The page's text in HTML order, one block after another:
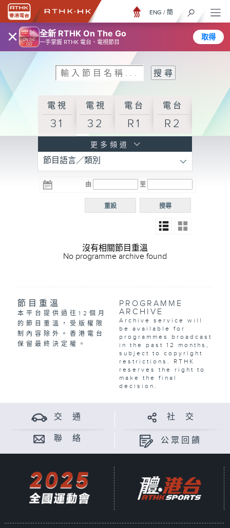
× 全新 RTHK On The Go
一手掌握 RTHK 電台、電視節目
取得
ENG / 簡
電視
31
電視
32
電台
R1
電台
R2
R3
電台 電台
R5
電台
普通
更多頻道
節目語言／類別
由 至
搜尋
重設
沒有相關節目重溫
No programme archive found
節目重溫
本平台提供過往12個月
的節目重溫，受版權限
制內容除外。香港電台
保留最終決定權。
PROGRAMME
ARCHIVE
Archive service will
be available for
programmes broadcast
in the past 12 months,
subject to copyright
restrictions. RTHK
reserves the right to
make the final
decision.
交 通 社 交
聯 絡 公眾回饋